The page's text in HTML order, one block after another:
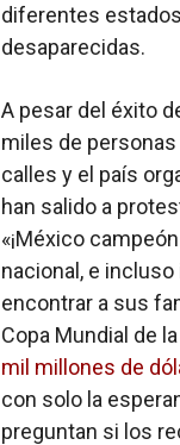
diferentes
desaparecidas.
A pesar del éxito
miles de
calles y el país
han salido a
«¡México
nacional, e
encontrar a sus
Copa Mundial de
mil millones de
con solo la
preguntan si los